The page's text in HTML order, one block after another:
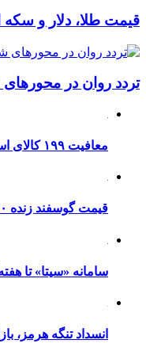
قیمت طلا، دلار و سکه امروز پنجشنبه
تردد روان در محورهای
معافیت ۱۹۹ کالای اساسی کشاورزی و دارو از پرداخت عوارض ۱.۲ درصدی واردات
قیمت گوسفند زنده ۳۰ درصد کاهش یافت؛ گوشت ارزان نشد
سامانه «سیتا» تا
انسداد تنگه هرمز،